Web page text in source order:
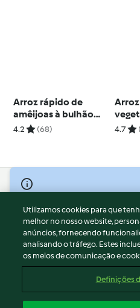
Arroz rápido de
amêijoas à bulhão
pato
4.2 (68) 4.7
© Copyright 2026
Termos de Utilização
Aviso sobre Proteção de Dados
Aviso
Apoio legal
Conteúdo do relatório
Utilizamos cookies para que
melhor no nosso website,
anúncios, fornecendo
analisando o tráfego. Estes
os meios de comunicação e
Definições